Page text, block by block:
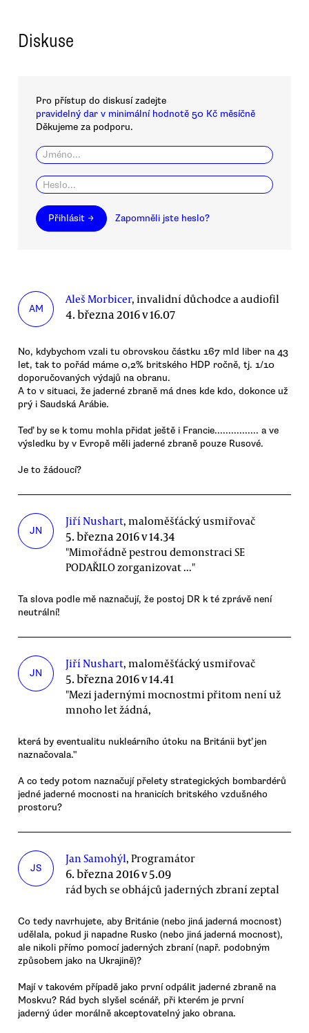
Diskuse
Pro přístup do diskusí zadejte
pravidelný dar v minimální hodnotě 50 Kč měsíčně
Děkujeme za podporu.
Přihlásit → Zapomněli jste heslo?
AM
Aleš Morbicer, invalidní důchodce a audiofil
4. března 2016 v 16.07
No, kdybychom vzali tu obrovskou částku 167 mld liber na 43
let, tak to pořád máme 0,2% britského HDP ročně, tj. 1/10
doporučovaných výdajů na obranu.
A to v situaci, že jaderné zbraně má dnes kde kdo, dokonce už
prý i Saudská Arábie.
Teď by se k tomu mohla přidat ještě i Francie................ a ve
výsledku by v Evropě měli jaderné zbraně pouze Rusové.
Je to žádoucí?
JN
Jiří Nushart, maloměšťácký usmiřovač
5. března 2016 v 14.34
"Mimořádně pestrou demonstraci SE
PODAŘILO zorganizovat ..."
Ta slova podle mě naznačují, že postoj DR k té zprávě není
neutrální!
JN
Jiří Nushart, maloměšťácký usmiřovač
5. března 2016 v 14.41
"Mezi jadernými mocnostmi přitom není už
mnoho let žádná,
která by eventualitu nukleárního útoku na Británii byť jen
naznačovala."
A co tedy potom naznačují přelety strategických bombardérů
jedné jaderné mocnosti na hranicích britského vzdušného
prostoru?
JS
Jan Samohýl, Programátor
6. března 2016 v 5.09
rád bych se obhájců jaderných zbraní zeptal
Co tedy navrhujete, aby Británie (nebo jiná jaderná mocnost)
udělala, pokud ji napadne Rusko (nebo jiná jaderná mocnost),
ale nikoli přímo pomocí jaderných zbraní (např. podobným
způsobem jako na Ukrajině)?
Mají v takovém případě jako první odpálit jaderné zbraně na
Moskvu? Rád bych slyšel scénář, při kterém je první
jaderný úder morálně akceptovatelný jako obrana.